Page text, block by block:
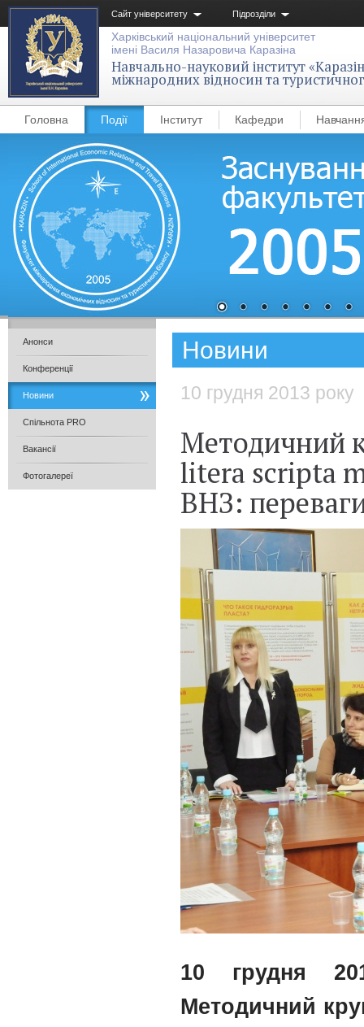
Сайт університету Підрозділи
Харківський національний університет
імені Василя Назаровича Каразіна
Навчально-науковий інститут
міжнародних відносин та
Головна Події Інститут Кафедри
Новини
10 грудня 2013 року
Методичний
litera scripta
ВНЗ:
10 грудня
Методичний
Анонси
Конференції
Новини
Спільнота PRO
Вакансії
Фотогалереї